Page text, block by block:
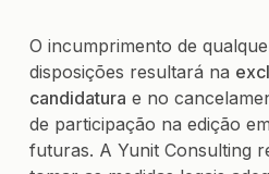
O incumprimento de
disposições resultará na
candidatura e no
de participação na edição
futuras. A Yunit Consulting